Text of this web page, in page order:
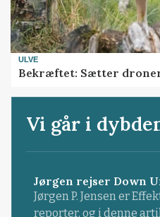
ULVE
Bekræftet: Sætter
Vi går i
Jørgen rejser Down
Jørgen P. Jensen er
reporter, og i denne